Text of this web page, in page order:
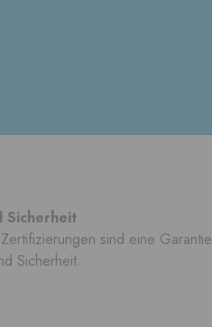
Sicherheit
sind eine Garantie
Sicherheit.